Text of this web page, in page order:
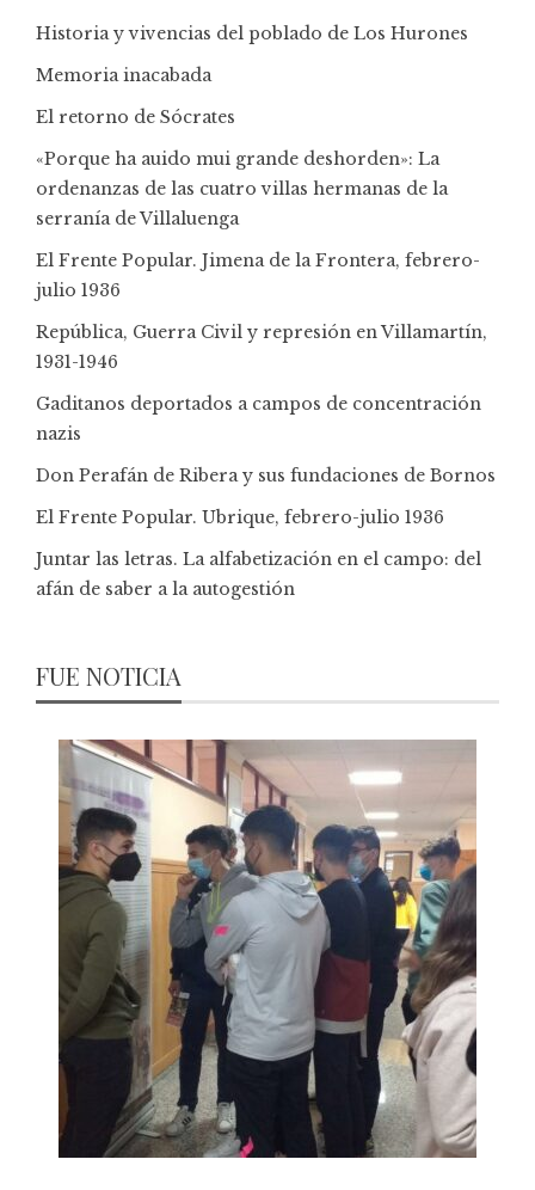
Historia y vivencias del poblado de Los Hurones
Memoria inacabada
El retorno de Sócrates
«Porque ha auido mui grande deshorden»: La
ordenanzas de las cuatro villas hermanas de la
serranía de Villaluenga
El Frente Popular. Jimena de la Frontera, febrero-
julio 1936
República, Guerra Civil y represión en Villamartín,
1931-1946
Gaditanos deportados a campos de concentración
nazis
Don Perafán de Ribera y sus fundaciones de Bornos
El Frente Popular. Ubrique, febrero-julio 1936
Juntar las letras. La alfabetización en el campo: del
afán de saber a la autogestión
FUE NOTICIA